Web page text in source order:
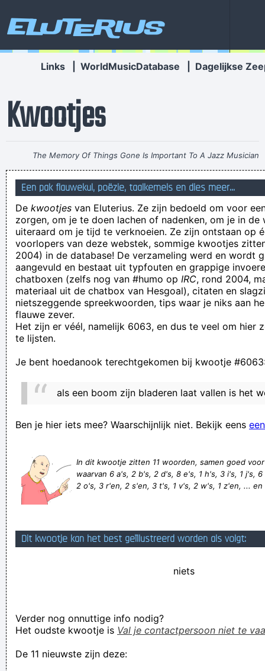
Eluterius
Links WorldMusicDatabase Dagelijkse
Kwootjes
The Memory Of Things Gone Is Important To A Jazz Musician
Things Like Old Folks Singing In The Moonlight In The Back
Yard On A Hot Night Or Something Said Long Ago~ Louis
Armstrong
Maar, goed neiuws: wodka en gin bevatten een laag
histaminegehalte
Ploenk! Wat viel daar, oom Donald?
Zimmy Chamin, de vrouw die als eerste het kanaal overzwom
in een zelfgebreid duikerspak, is afgelopen donderdag
Ik moet nu niet kakken.
Daarom ben ik coorstabder voor een rijvaardigheidsprief
Frans, Duijts, Engels
kwak zei de kikker toen hij klaarkwam
met je mond vol tandpasta staan
En wat hebben we vandaag geleerd? Ten eerste 'T IS
wenkbrauwen
Een pak flauwekul, poëzie, taalkemels en dies meer...
De kwootjes van Eluterius. Ze zijn bedoeld om voor
zorgen, om je te doen lachen of nadenken, om je in de
uiteraard om je tijd te verknoeien. Ze zijn ontstaan op
voorlopers van deze webstek, sommige kwootjes
2004) in de database! De verzameling werd en wordt
aangevuld en bestaat uit typfouten en grappige
chatboxen (zelfs nog van #humo op IRC, rond 2004,
materiaal uit de chatbox van Hesgoal), citaten en
nietszeggende spreekwoorden, tips waar je niks aan
flauwe zever.
Het zijn er véél, namelijk 6063, en dus te veel om hier
te lijsten.
Je bent hoedanook terechtgekomen bij kwootje
als een boom zijn bladeren laat vallen is het
Ben je hier iets mee? Waarschijnlijk niet. Bekijk eens
In dit kwootje zitten 11 woorden, samen goed
waarvan 6 a's, 2 b's, 2 d's, 8 e's, 1 h's, 3 i's, 1 j's,
2 o's, 3 r'en, 2 s'en, 3 t's, 1 v's, 2 w's, 1 z'en, ...
Dit kwootje kan het best geïllustreerd worden als volgt:
niets
Verder nog onnuttige info nodig?
Het oudste kwootje is Val je contactpersoon niet te
De 11 nieuwste zijn deze: